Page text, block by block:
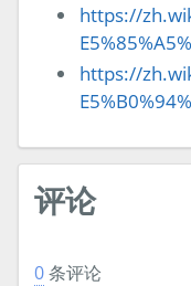
https://
https://
评论
0条评论